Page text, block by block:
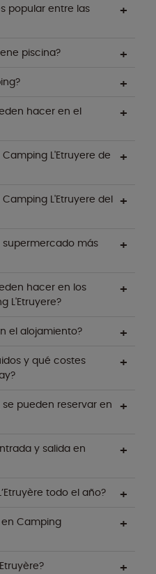
popular entre las
piscina?
hacer en el
L'Etruyere de
L'Etruyere del
supermercado más
hacer en los
L'Etruyere?
el alojamiento?
y qué costes
pueden reservar en
y salida en
todo el año?
Camping